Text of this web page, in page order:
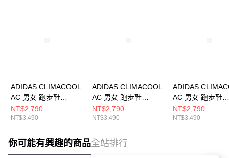
ADIDAS CLIMACOOL
AC 男女 跑步鞋
KJ1701
NT$2,790
NT$3,490
ADIDAS CLIMACOOL
AC 男女 跑步鞋
KH9331
NT$2,790
NT$3,490
ADIDAS
AC 男女 跑步鞋
KJ1709
NT$2,790
NT$3,490
你可能有興趣的商品全站排行